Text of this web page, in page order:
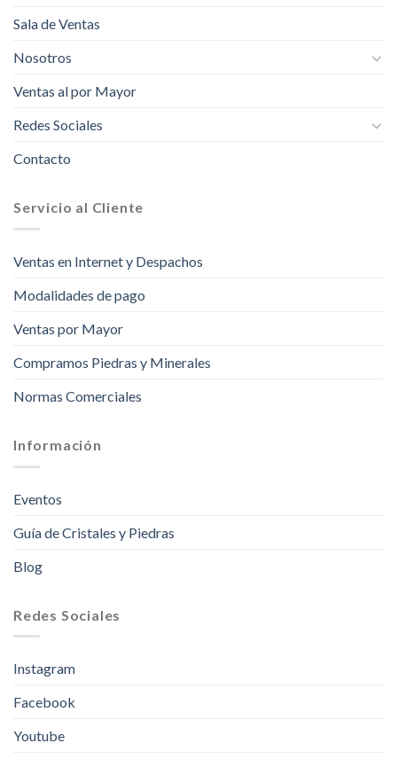
Sala de Ventas
Nosotros
Ventas al por Mayor
Redes Sociales
Contacto
Servicio al Cliente
Ventas en Internet y Despachos
Modalidades de pago
Ventas por Mayor
Compramos Piedras y Minerales
Normas Comerciales
Información
Eventos
Guía de Cristales y Piedras
Blog
Redes Sociales
Instagram
Facebook
Youtube